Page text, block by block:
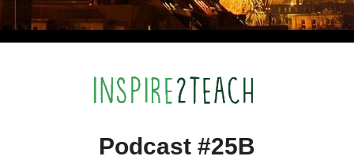
Podcast #25B